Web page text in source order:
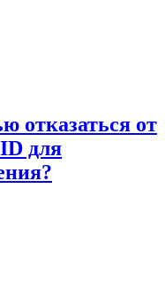
отказаться от
для